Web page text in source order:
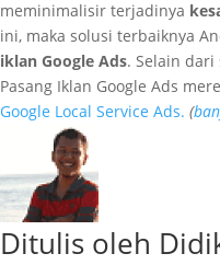
meminimalisir terjadinya
ini, maka solusi terbaiknya
iklan Google Ads. Selain dari
Pasang Iklan Google Ads
Google Local Service Ads. (
Ditulis oleh